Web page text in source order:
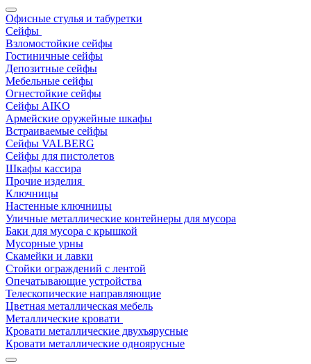
Офисные стулья и табуретки
Сейфы
Взломостойкие сейфы
Гостиничные сейфы
Депозитные сейфы
Мебельные сейфы
Огнестойкие сейфы
Сейфы AIKO
Армейские оружейные шкафы
Встраиваемые сейфы
Сейфы VALBERG
Сейфы для пистолетов
Шкафы кассира
Прочие изделия
Ключницы
Настенные ключницы
Уличные металлические контейнеры для мусора
Баки для мусора с крышкой
Мусорные урны
Скамейки и лавки
Стойки ограждений с лентой
Опечатывающие устройства
Телескопические направляющие
Цветная металлическая мебель
Металлические кровати
Кровати металлические двухъярусные
Кровати металлические одноярусные